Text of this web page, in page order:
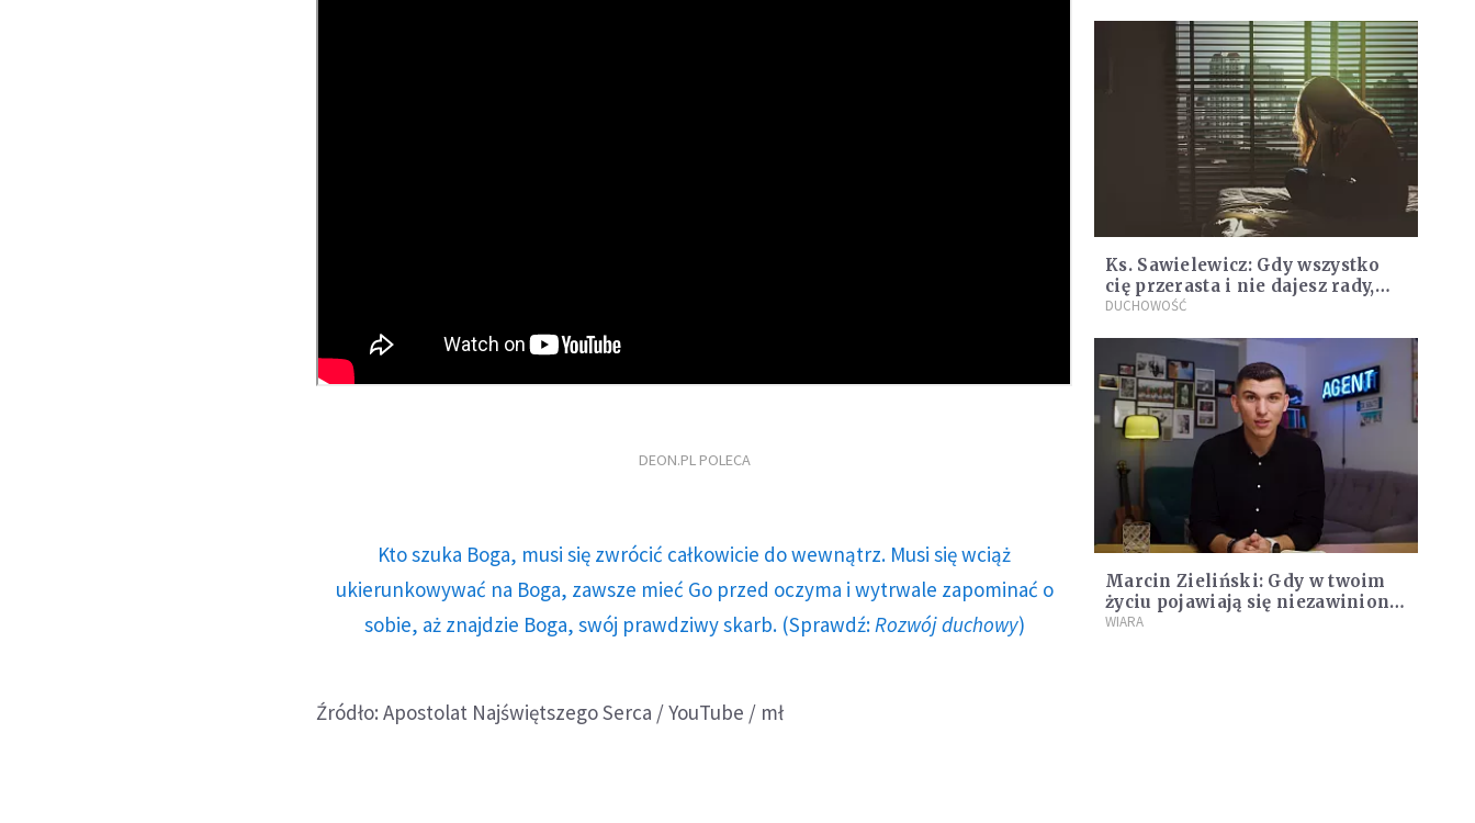
DEON.PL POLECA
Kto szuka Boga, musi się zwrócić całkowicie do wewnątrz. Musi się wciąż
ukierunkowywać na Boga, zawsze mieć Go przed oczyma i wytrwale zapominać o
sobie, aż znajdzie Boga, swój prawdziwy skarb. (Sprawdź: Rozwój duchowy)
Źródło: Apostolat Najświętszego Serca / YouTube / mł
Ks. Sawielewicz: Gdy wszystko
cię przerasta i nie dajesz rady,
wciąż może być z tego dobro
DUCHOWOŚĆ
Marcin Zieliński: Gdy w twoim
życiu pojawiają się niezawinione
trudności, pamiętaj o tych
WIARA